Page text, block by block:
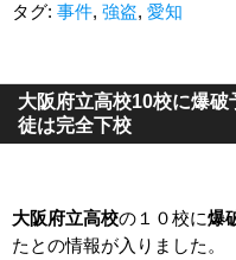
タグ: 事件, 強盗, 愛知
大阪府立高校10校に爆
徒は完全下校
大阪府立高校の１０校に爆
たとの情報が入りました。